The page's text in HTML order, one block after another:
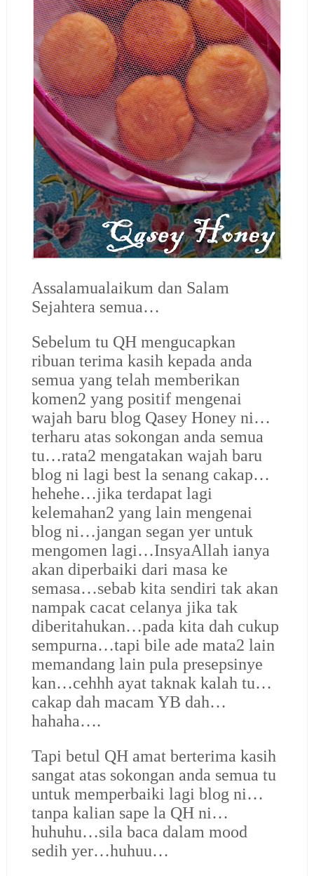
Assalamualaikum dan Salam
Sejahtera semua…
Sebelum tu QH mengucapkan
ribuan terima kasih kepada anda
semua yang telah memberikan
komen2 yang positif mengenai
wajah baru blog Qasey Honey ni…
terharu atas sokongan anda semua
tu…rata2 mengatakan wajah baru
blog ni lagi best la senang cakap…
hehehe…jika terdapat lagi
kelemahan2 yang lain mengenai
blog ni…jangan segan yer untuk
mengomen lagi…InsyaAllah ianya
akan diperbaiki dari masa ke
semasa…sebab kita sendiri tak akan
nampak cacat celanya jika tak
diberitahukan…pada kita dah cukup
sempurna…tapi bile ade mata2 lain
memandang lain pula presepsinye
kan…cehhh ayat taknak kalah tu…
cakap dah macam YB dah…
hahaha….
Tapi betul QH amat berterima kasih
sangat atas sokongan anda semua tu
untuk memperbaiki lagi blog ni…
tanpa kalian sape la QH ni…
huhuhu…sila baca dalam mood
sedih yer…huhuu…